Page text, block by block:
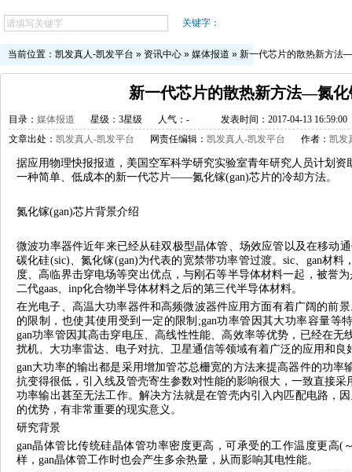
关键字：
当前位置： 凯发真人-凯发平台 » 资讯中心 » 媒体报道 » 新一代芯片的散热新方法
新一代芯片的散热新方法—氮化
目录： 媒体报道 星级：3星级 人气： -
发表时间：2017-04-13 16:59:00
文章出处： 凯发真人-凯发平台 网责任编辑： 凯发真人-凯发平台 作者： 凯发
据应用物理快报报道，美国空军科学研究实验室青年研究人员计划
一种简单、低成本的新一代芯片——氮化镓(gan)芯片的冷却方法。
氮化镓(gan)芯片背景介绍
微波功率器件近年来已经从硅双极型晶体管、场效应管以及在移动
碳化硅(sic)、氮化镓(gan)为代表的宽禁带功率管过渡。sic、gan材
度、高临界击穿电场等突出优点，与刚石等半导体材料一起，被誉
二代gaas、inp化合物半导体材料之后的第三代半导体材料。
在光电子、高温大功率器件和高频微波器件应用方面有着广阔的前
的限制，也使其使用受到一定的限制;gan功率管因其大功率容量等
gan功率管因其高击穿电压、高线性性能、高效率等优势，已经在无
扰机、大功率雷达、电子对抗、卫星通信等领域有着广泛的应用和良
gan大功率的输出都是采用增加管芯总栅宽的方法来提高器件的功率
抗变得很低，引入线及管壳寄生参数对性能的影响很大，一致直接
功率输出甚至无法工作。解决方法就是在管壳内引入内匹配电路，
的优势，有非常重要的现实意义。
研究背景
gan晶体管比传统硅晶体管功率密度更高，可承受的工作温度更高(
样，gan晶体管工作时也会产生多余热量，从而影响其电性能。